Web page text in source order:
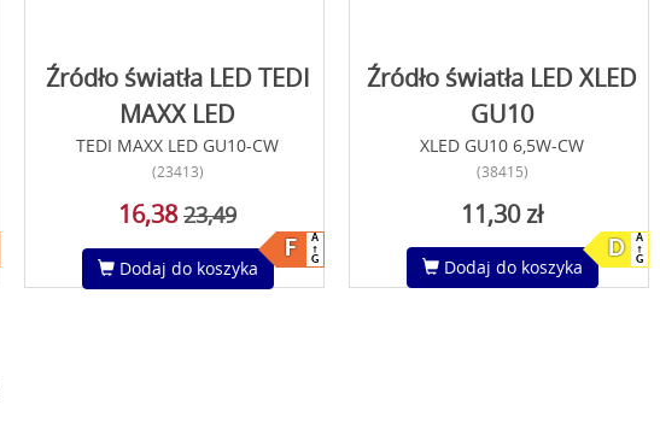
F
A
G
Źródło światła LED TEDI
MAXX LED
TEDI MAXX LED GU10-CW
(23413)
16,38 23,49
Dodaj do koszyka
D
A
G
Źródło światła LED XLED
GU10
XLED GU10 6,5W-CW
(38415)
11,30 zł
Dodaj do koszyka